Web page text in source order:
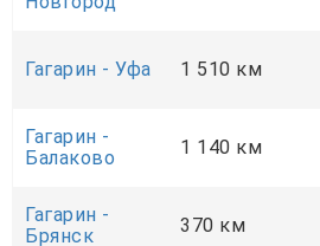
Гагарин - Уфа 1 510 км
Гагарин -
Балаково
1 140 км
Гагарин -
Брянск
370 км